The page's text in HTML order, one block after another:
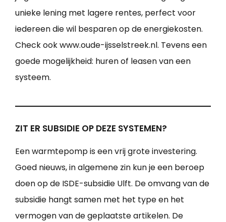
unieke lening met lagere rentes, perfect voor
iedereen die wil besparen op de energiekosten.
Check ook www.oude-ijsselstreek.nl. Tevens een
goede mogelijkheid: huren of leasen van een
systeem.
ZIT ER SUBSIDIE OP DEZE SYSTEMEN?
Een warmtepomp is een vrij grote investering.
Goed nieuws, in algemene zin kun je een beroep
doen op de ISDE-subsidie Ulft. De omvang van de
subsidie hangt samen met het type en het
vermogen van de geplaatste artikelen. De